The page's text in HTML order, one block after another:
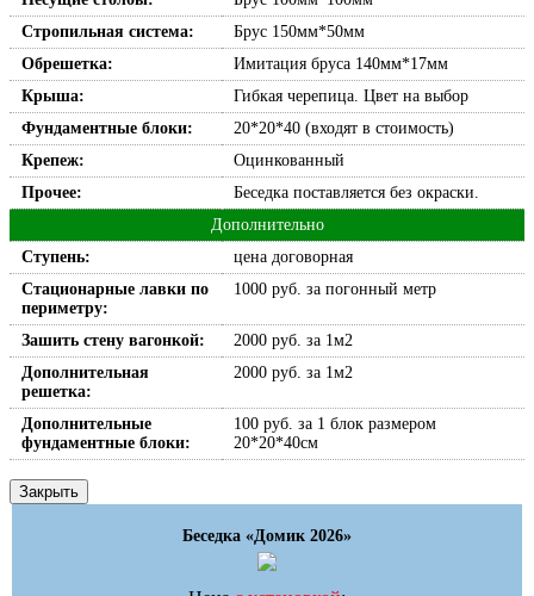
Стропильная система:
Брус 150мм*50мм
Обрешетка:
Имитация бруса 140мм*17мм
Крыша:
Гибкая черепица. Цвет на выбор
Фундаментные блоки:
20*20*40 (входят в стоимость)
Крепеж:
Оцинкованный
Прочее:
Беседка поставляется без окраски.
Дополнительно
Ступень:
цена договорная
Стационарные лавки по
периметру:
1000 руб. за погонный метр
Зашить стену вагонкой:
2000 руб. за 1м2
Дополнительная
решетка:
2000 руб. за 1м2
Дополнительные
фундаментные блоки:
100 руб. за 1 блок размером
20*20*40см
Закрыть
Беседка «Домик 2026»